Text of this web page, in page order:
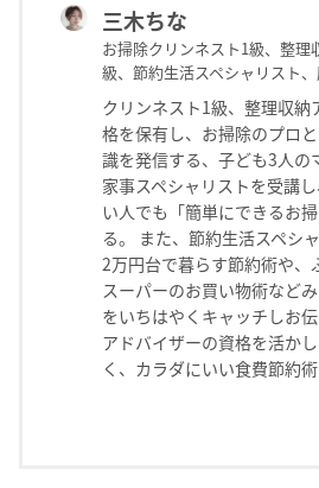
三木ちな
お掃除クリンネスト1級、整理
級、節約生活スペシャリスト
クリンネスト1級、整理収納
格を保有し、お掃除のプロ
識を発信する、子ども3人の
家事スペシャリストを受講
い人でも「簡単にできるお
る。 また、節約生活スペシ
2万円台で暮らす節約術や、
スーパーのお買い物術など
をいちはやくキャッチしお
アドバイザーの資格を活か
く、カラダにいい食費節約術